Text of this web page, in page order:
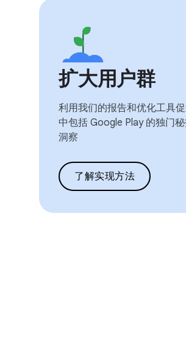
扩大用户群
利用我们的报告和优化工具
中包括 Google Play 的独门
洞察
了解实现方法